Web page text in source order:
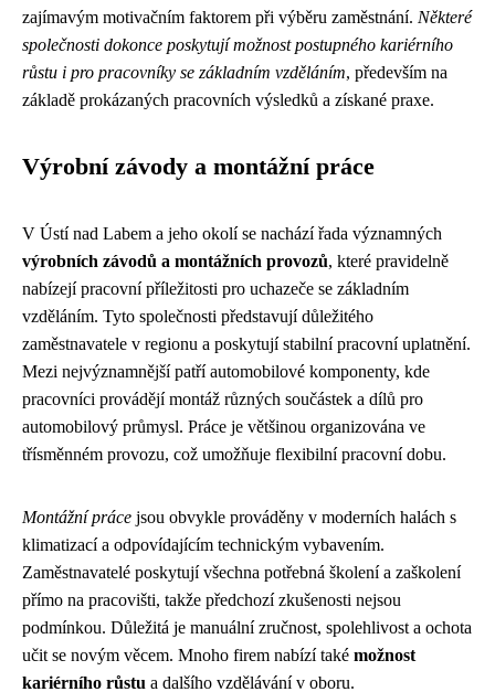
zajímavým motivačním faktorem při výběru zaměstnání. Některé
společnosti dokonce poskytují možnost postupného kariérního
růstu i pro pracovníky se základním vzděláním, především na
základě prokázaných pracovních výsledků a získané praxe.
Výrobní závody a montážní práce
V Ústí nad Labem a jeho okolí se nachází řada významných
výrobních závodů a montážních provozů, které pravidelně
nabízejí pracovní příležitosti pro uchazeče se základním
vzděláním. Tyto společnosti představují důležitého
zaměstnavatele v regionu a poskytují stabilní pracovní uplatnění.
Mezi nejvýznamnější patří automobilové komponenty, kde
pracovníci provádějí montáž různých součástek a dílů pro
automobilový průmysl. Práce je většinou organizována ve
třísměnném provozu, což umožňuje flexibilní pracovní dobu.
Montážní práce jsou obvykle prováděny v moderních halách s
klimatizací a odpovídajícím technickým vybavením.
Zaměstnavatelé poskytují všechna potřebná školení a zaškolení
přímo na pracovišti, takže předchozí zkušenosti nejsou
podmínkou. Důležitá je manuální zručnost, spolehlivost a ochota
učit se novým věcem. Mnoho firem nabízí také možnost
kariérního růstu a dalšího vzdělávání v oboru.